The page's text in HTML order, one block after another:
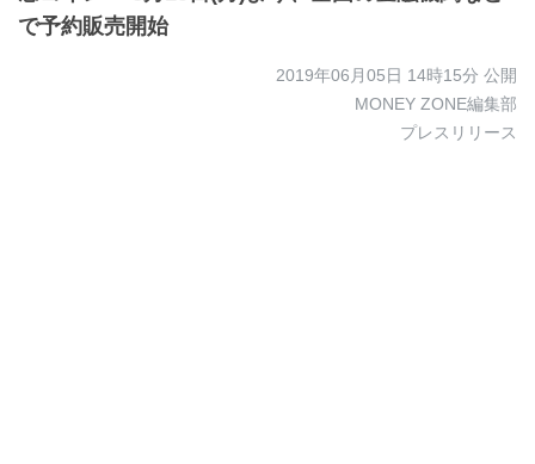
で予約販売開始
2019年06月05日 14時15分 公開
MONEY ZONE編集部
プレスリリース